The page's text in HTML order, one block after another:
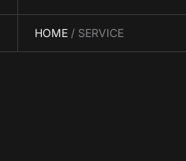
HOME/ SERVICE